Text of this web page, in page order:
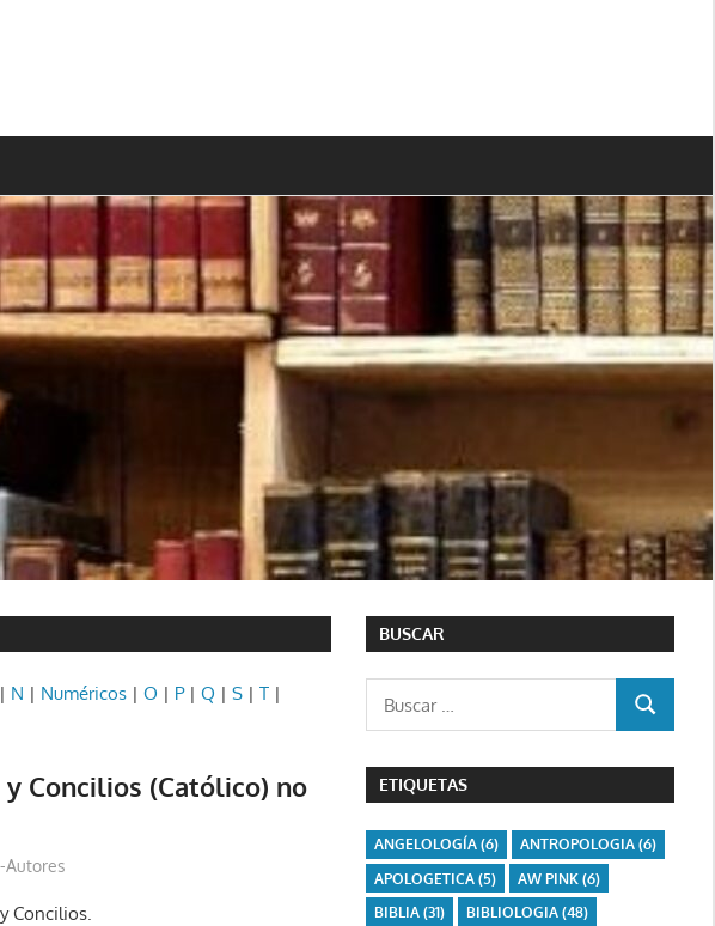
| N | Numéricos |O | P|Q |S |T |
Concilios (Católico) no
Autores
Concilios.
BUSCAR
BUSCAR
ETIQUETAS
ANGELOLOGÍA(6) ANTROPOLOGIA(6)
APOLOGETICA(5) AW PINK(6)
BIBLIA(31) BIBLIOLOGIA(48)